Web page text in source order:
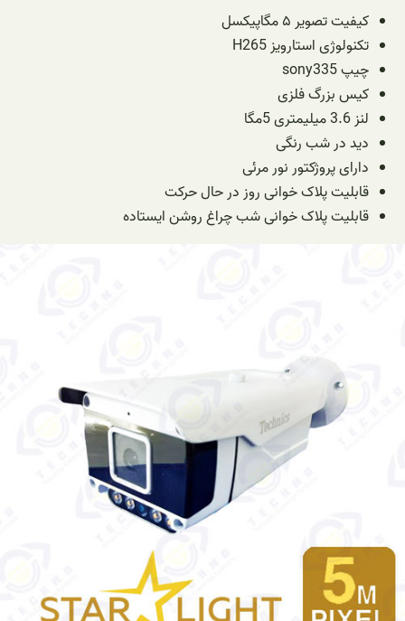
کیفیت تصویر ۵ مگاپیکسل
تکنولوژی استارویز H265
چیپ sony335
کیس بزرگ فلزی
لنز 3.6 میلیمتری 5مگا
دید در شب رنگی
دارای پروژکتور نور مرئی
️قابلیت پلاک خوانی روز در حال حرکت
قابلیت پلاک خوانی شب چراغ روشن ایستاده